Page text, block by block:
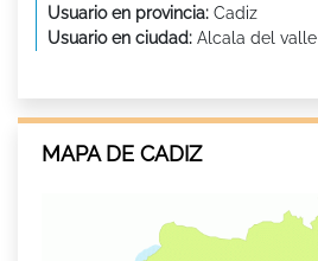
Usuario en provincia: Cadiz
Usuario en ciudad: Alcala del valle
MAPA DE CADIZ